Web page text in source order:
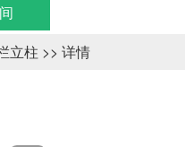
立柱 >> 详情